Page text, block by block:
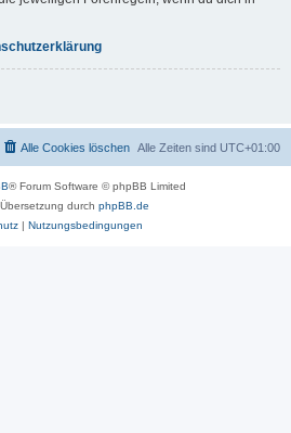
Alle Zeiten sind UTC+01:00
Alle Cookies löschen
® Forum Software © phpBB Limited
durch phpBB.de
| Nutzungsbedingungen